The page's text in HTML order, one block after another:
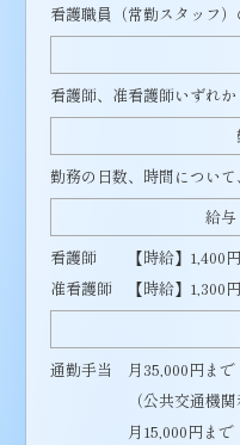
看護職員（常勤スタッフ
看護師、准看護師いずれか
勤務の日数、時間につい
給与
看護師 【時給】1,400円
准看護師 【時給】1,300
通勤手当 月35,000円まで
（公共交通機関利
月15,000円まで